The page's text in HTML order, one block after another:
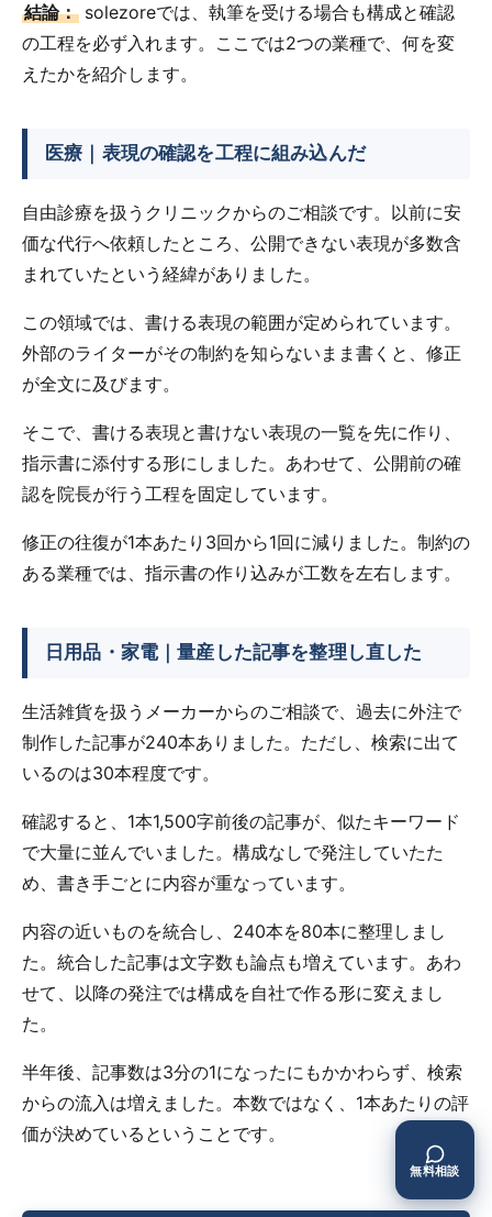
結論： solezoreでは、執筆を受ける場合も構成と確認
の工程を必ず入れます。ここでは2つの業種で、何を変
えたかを紹介します。
医療｜表現の確認を工程に組み込んだ
自由診療を扱うクリニックからのご相談です。以前に安
価な代行へ依頼したところ、公開できない表現が多数含
まれていたという経緯がありました。
この領域では、書ける表現の範囲が定められています。
外部のライターがその制約を知らないまま書くと、修正
が全文に及びます。
そこで、書ける表現と書けない表現の一覧を先に作り、
指示書に添付する形にしました。あわせて、公開前の確
認を院長が行う工程を固定しています。
修正の往復が1本あたり3回から1回に減りました。制約の
ある業種では、指示書の作り込みが工数を左右します。
日用品・家電｜量産した記事を整理し直した
生活雑貨を扱うメーカーからのご相談で、過去に外注で
制作した記事が240本ありました。ただし、検索に出て
いるのは30本程度です。
確認すると、1本1,500字前後の記事が、似たキーワード
で大量に並んでいました。構成なしで発注していたた
め、書き手ごとに内容が重なっています。
内容の近いものを統合し、240本を80本に整理しまし
た。統合した記事は文字数も論点も増えています。あわ
せて、以降の発注では構成を自社で作る形に変えまし
た。
半年後、記事数は3分の1になったにもかかわらず、検索
からの流入は増えました。本数ではなく、1本あたりの評
価が決めているということです。
無料相談